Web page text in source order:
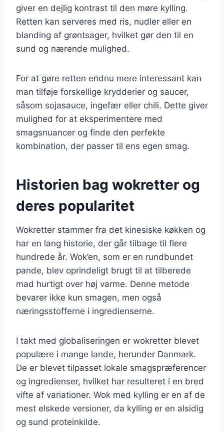
giver en dejlig kontrast til den møre kylling.
Retten kan serveres med ris, nudler eller en
blanding af grøntsager, hvilket gør den til en
sund og nærende mulighed.
For at gøre retten endnu mere interessant kan
man tilføje forskellige krydderier og saucer,
såsom sojasauce, ingefær eller chili. Dette giver
mulighed for at eksperimentere med
smagsnuancer og finde den perfekte
kombination, der passer til ens egen smag.
Historien bag wokretter og
deres popularitet
Wokretter stammer fra det kinesiske køkken og
har en lang historie, der går tilbage til flere
hundrede år. Wok’en, som er en rundbundet
pande, blev oprindeligt brugt til at tilberede
mad hurtigt over høj varme. Denne metode
bevarer ikke kun smagen, men også
næringsstofferne i ingredienserne.
I takt med globaliseringen er wokretter blevet
populære i mange lande, herunder Danmark.
De er blevet tilpasset lokale smagspræferencer
og ingredienser, hvilket har resulteret i en bred
vifte af variationer. Wok med kylling er en af de
mest elskede versioner, da kylling er en alsidig
og sund proteinkilde.